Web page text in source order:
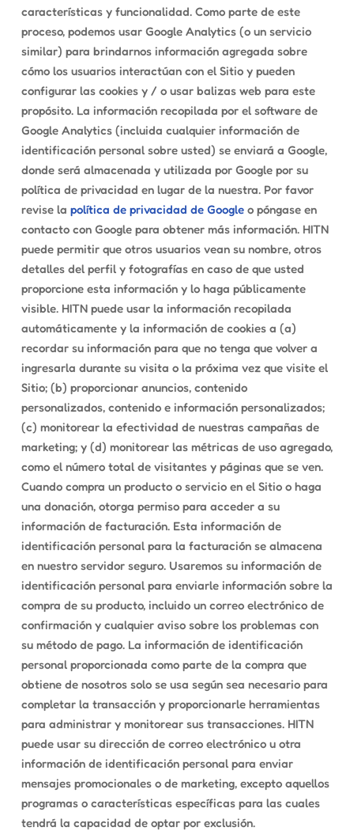
características y funcionalidad. Como parte de este
proceso, podemos usar Google Analytics (o un servicio
similar) para brindarnos información agregada sobre
cómo los usuarios interactúan con el Sitio y pueden
configurar las cookies y / o usar balizas web para este
propósito. La información recopilada por el software de
Google Analytics (incluida cualquier información de
identificación personal sobre usted) se enviará a Google,
donde será almacenada y utilizada por Google por su
política de privacidad en lugar de la nuestra. Por favor
revise la política de privacidad de Googleo póngase en
contacto con Google para obtener más información. HITN
puede permitir que otros usuarios vean su nombre, otros
detalles del perfil y fotografías en caso de que usted
proporcione esta información y lo haga públicamente
visible. HITN puede usar la información recopilada
automáticamente y la información de cookies a (a)
recordar su información para que no tenga que volver a
ingresarla durante su visita o la próxima vez que visite el
Sitio; (b) proporcionar anuncios, contenido
personalizados, contenido e información personalizados;
(c) monitorear la efectividad de nuestras campañas de
marketing; y (d) monitorear las métricas de uso agregado,
como el número total de visitantes y páginas que se ven.
Cuando compra un producto o servicio en el Sitio o haga
una donación, otorga permiso para acceder a su
información de facturación. Esta información de
identificación personal para la facturación se almacena
en nuestro servidor seguro. Usaremos su información de
identificación personal para enviarle información sobre la
compra de su producto, incluido un correo electrónico de
confirmación y cualquier aviso sobre los problemas con
su método de pago. La información de identificación
personal proporcionada como parte de la compra que
obtiene de nosotros solo se usa según sea necesario para
completar la transacción y proporcionarle herramientas
para administrar y monitorear sus transacciones. HITN
puede usar su dirección de correo electrónico u otra
información de identificación personal para enviar
mensajes promocionales o de marketing, excepto aquellos
programas o características específicas para las cuales
tendrá la capacidad de optar por exclusión.